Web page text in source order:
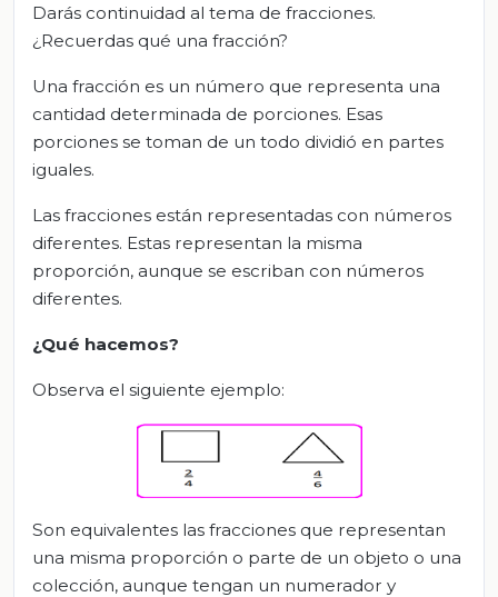
Darás continuidad al tema de fracciones.
¿Recuerdas qué una fracción?
Una fracción es un número que representa una
cantidad determinada de porciones. Esas
porciones se toman de un todo dividió en partes
iguales.
Las fracciones están representadas con números
diferentes. Estas representan la misma
proporción, aunque se escriban con números
diferentes.
¿Qué hacemos?
Observa el siguiente ejemplo:
Son equivalentes las fracciones que representan
una misma proporción o parte de un objeto o una
colección, aunque tengan un numerador y